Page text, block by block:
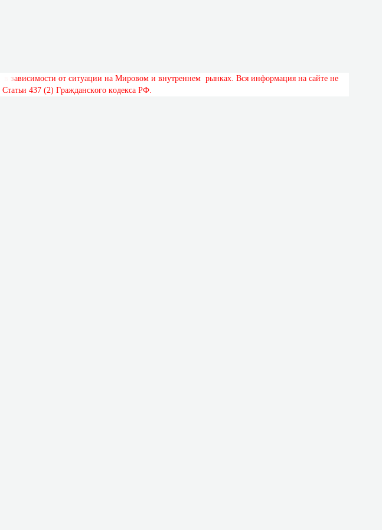
зависимости от ситуации на Мировом и внутреннем рынках. Вся информация на сайте не
Статьи 437 (2) Гражданского кодекса РФ.